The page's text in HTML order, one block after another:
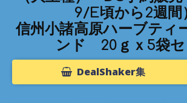
9/E頃から2週間
信州小諸高原ハーブティ
ンド 20ｇｘ5袋セ
DealShaker集